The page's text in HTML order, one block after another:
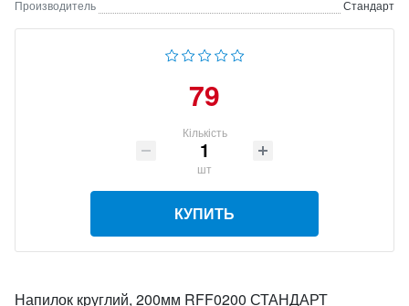
Производитель
Стандарт
79
Кількість
шт
КУПИТЬ
Напилок круглий, 200мм RFF0200 СТАНДАРТ